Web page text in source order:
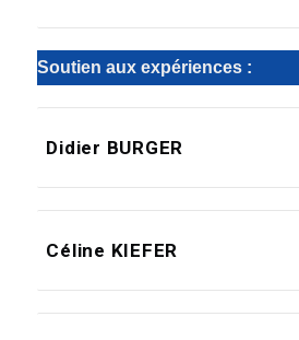
Soutien aux expériences :
Didier BURGER
Céline KIEFER